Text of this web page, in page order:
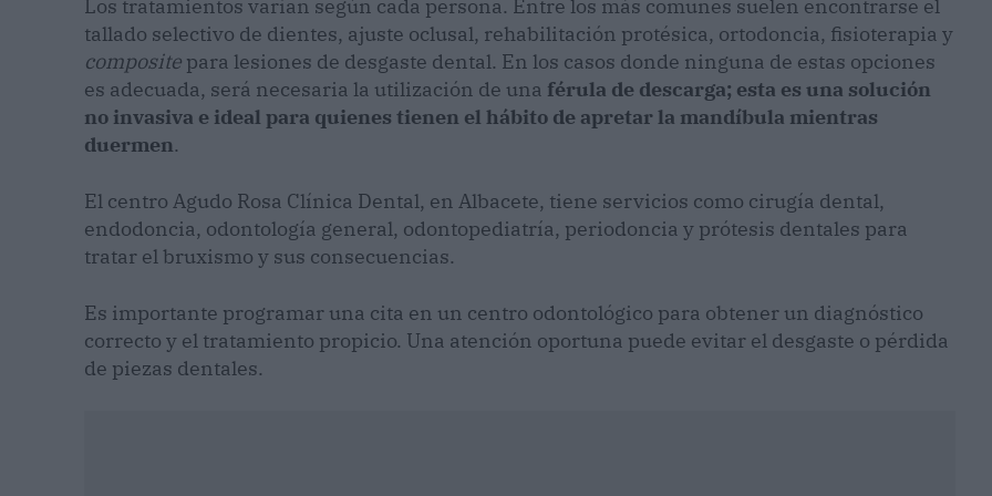
Los tratamientos varían según cada persona. Entre los más comunes suelen encontrarse el
tallado selectivo de dientes, ajuste oclusal, rehabilitación protésica, ortodoncia, fisioterapia y
composite para lesiones de desgaste dental. En los casos donde ninguna de estas opciones
es adecuada, será necesaria la utilización de una férula de descarga; esta es una solución
no invasiva e ideal para quienes tienen el hábito de apretar la mandíbula mientras
duermen.
El centro Agudo Rosa Clínica Dental, en Albacete, tiene servicios como cirugía dental,
endodoncia, odontología general, odontopediatría, periodoncia y prótesis dentales para
tratar el bruxismo y sus consecuencias.
Es importante programar una cita en un centro odontológico para obtener un diagnóstico
correcto y el tratamiento propicio. Una atención oportuna puede evitar el desgaste o pérdida
de piezas dentales.